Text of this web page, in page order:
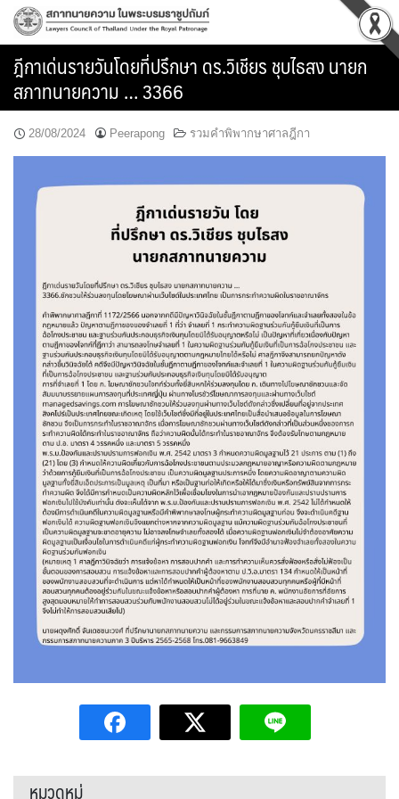
Skip
content
ฎีกาเด่นรายวันโดยที่ปรึกษา ดร.วิเชียร ชุบไธสง นายก
สภาทนายความ … 3366
28/08/2024 Peerapong รวมคำพิพากษาศาลฎีกา
หมวดหมู่